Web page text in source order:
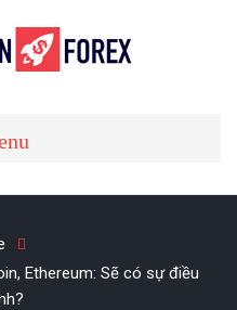
Ethereum: Sẽ có sự điều